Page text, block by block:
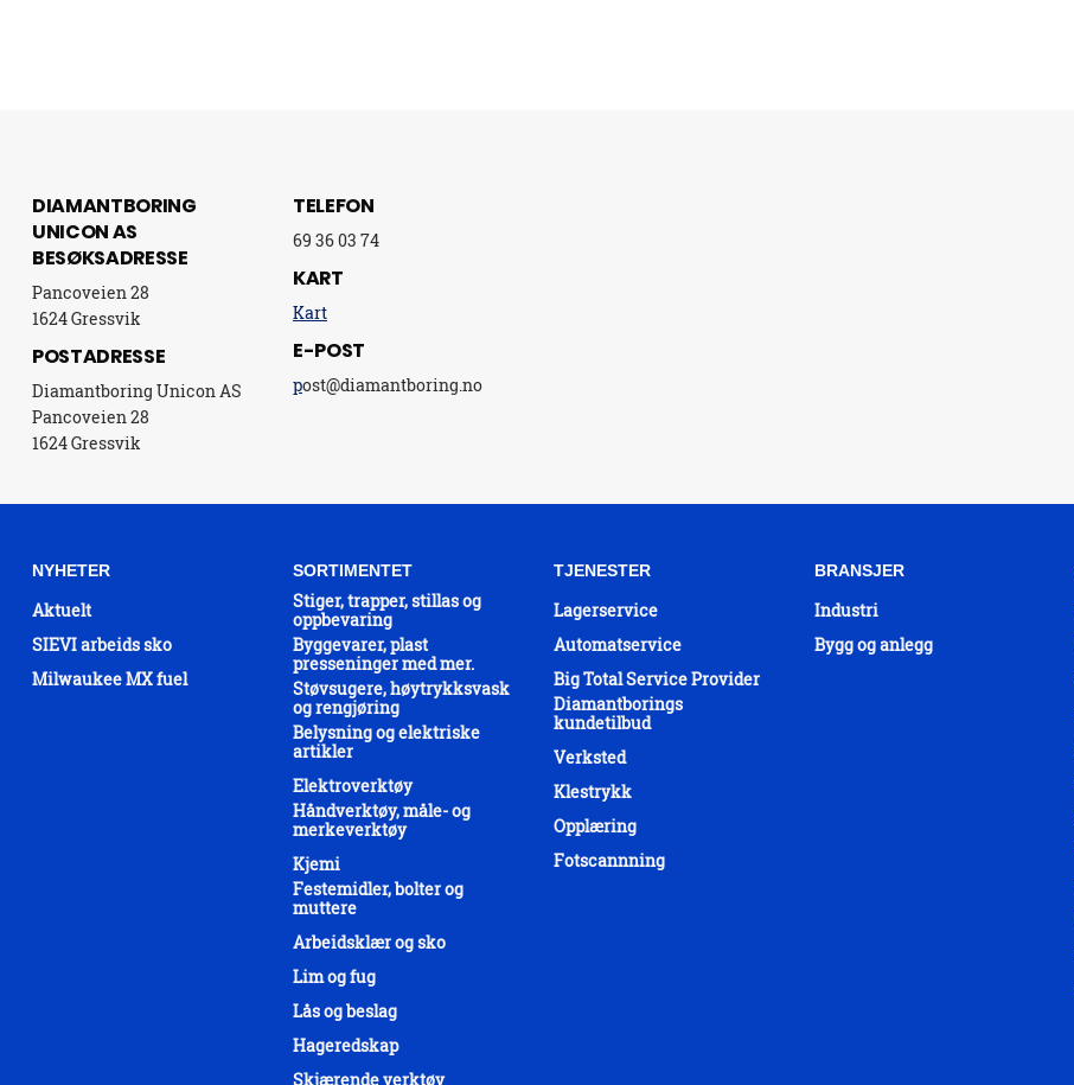
DIAMANTBORING
UNICON AS
BESØKSADRESSE
Pancoveien 28
1624 Gressvik
POSTADRESSE
Diamantboring Unicon AS
Pancoveien 28
1624 Gressvik
TELEFON
69 36 03 74
KART
Kart
E-POST
post@diamantboring.no
NYHETER
Aktuelt
SIEVI arbeids sko
Milwaukee MX fuel
SORTIMENTET
Stiger, trapper, stillas og
oppbevaring
Byggevarer, plast
presseninger med mer.
Støvsugere, høytrykksvask
og rengjøring
Belysning og elektriske
artikler
Elektroverktøy
Håndverktøy, måle- og
merkeverktøy
Kjemi
Festemidler, bolter og
muttere
Arbeidsklær og sko
Lim og fug
Lås og beslag
Hageredskap
Skjærende verktøy
TJENESTER
Lagerservice
Automatservice
Big Total Service Provider
Diamantborings
kundetilbud
Verksted
Klestrykk
Opplæring
Fotscannning
BRANSJER
Industri
Bygg og anlegg